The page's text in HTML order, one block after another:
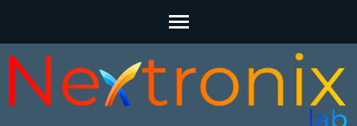
content
(Press
Enter)